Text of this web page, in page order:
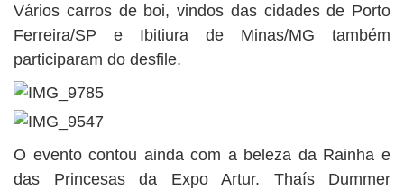
Vários carros de boi, vindos das cidades de Porto
Ferreira/SP e Ibitiura de Minas/MG também
participaram do desfile.
O evento contou ainda com a beleza da Rainha e
das Princesas da Expo Artur. Thaís Dummer